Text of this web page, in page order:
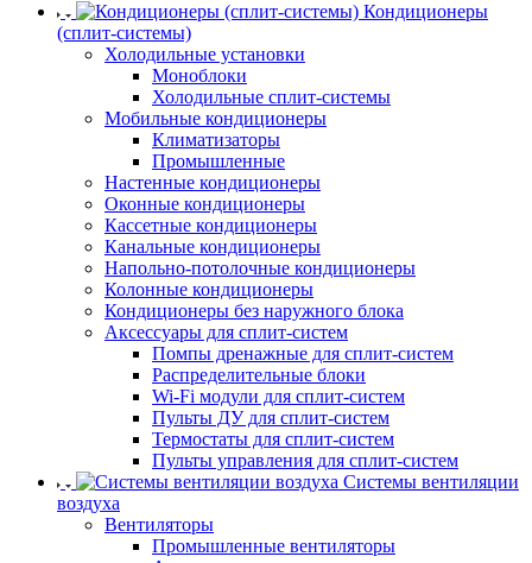
Кондиционеры
(сплит-системы)
Холодильные установки
Моноблоки
Холодильные сплит-системы
Мобильные кондиционеры
Климатизаторы
Промышленные
Настенные кондиционеры
Оконные кондиционеры
Кассетные кондиционеры
Канальные кондиционеры
Напольно-потолочные кондиционеры
Колонные кондиционеры
Кондиционеры без наружного блока
Аксессуары для сплит-систем
Помпы дренажные для сплит-систем
Распределительные блоки
Wi-Fi модули для сплит-систем
Пульты ДУ для сплит-систем
Термостаты для сплит-систем
Пульты управления для сплит-систем
Системы вентиляции
воздуха
Вентиляторы
Промышленные вентиляторы